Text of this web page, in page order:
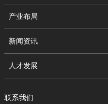
产业布局
新闻资讯
人才发展
联系我们